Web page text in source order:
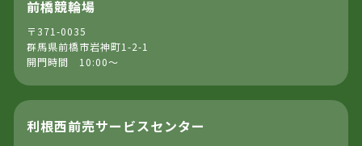
前橋競輪場
〒371-0035
群馬県前橋市岩神町1-2-1
開門時間 10:00～
利根西前売サービスセンター